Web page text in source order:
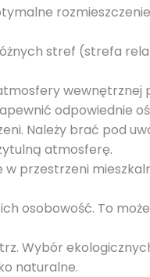
stref (strefa
wewnętrznej
odpowiednie
Należy brać pod
atmosferę.
przestrzeni
osobowość. To
Wybór
naturalne.